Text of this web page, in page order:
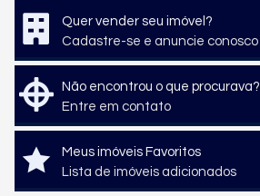
Quer vender seu imóvel?
Cadastre-se e anuncie conosco
Não encontrou o que procurava?
Entre em contato
Meus imóveis Favoritos
Lista de imóveis adicionados